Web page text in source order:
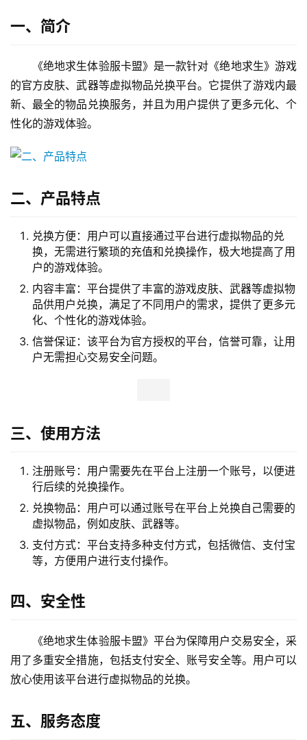
一、简介
《绝地求生体验服卡盟》是一款针对《绝地求生》游戏
的官方皮肤、武器等虚拟物品兑换平台。它提供了游戏内最
新、最全的物品兑换服务，并且为用户提供了更多元化、个
性化的游戏体验。
二、产品特点
兑换方便：用户可以直接通过平台进行虚拟物品的兑
换，无需进行繁琐的充值和兑换操作，极大地提高了用
户的游戏体验。
内容丰富：平台提供了丰富的游戏皮肤、武器等虚拟物
品供用户兑换，满足了不同用户的需求，提供了更多元
化、个性化的游戏体验。
信誉保证：该平台为官方授权的平台，信誉可靠，让用
户无需担心交易安全问题。
三、使用方法
注册账号：用户需要先在平台上注册一个账号，以便进
行后续的兑换操作。
兑换物品：用户可以通过账号在平台上兑换自己需要的
虚拟物品，例如皮肤、武器等。
支付方式：平台支持多种支付方式，包括微信、支付宝
等，方便用户进行支付操作。
四、安全性
《绝地求生体验服卡盟》平台为保障用户交易安全，采
用了多重安全措施，包括支付安全、账号安全等。用户可以
放心使用该平台进行虚拟物品的兑换。
五、服务态度